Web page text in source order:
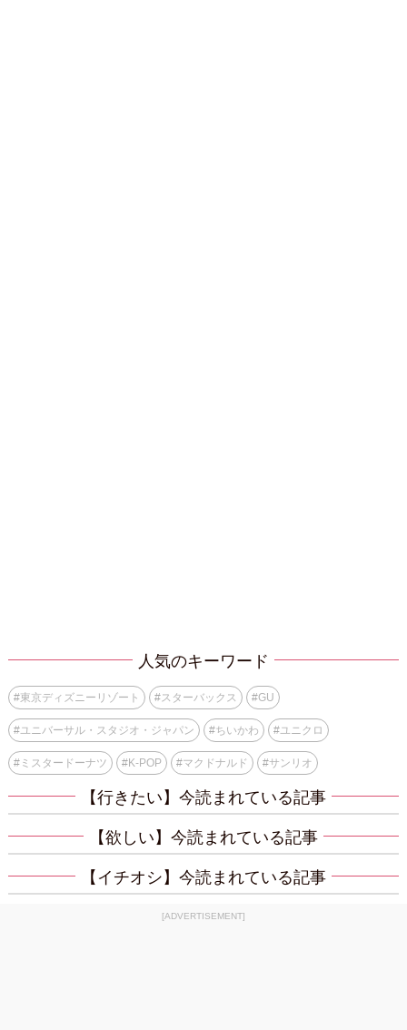
人気のキーワード
#東京ディズニーリゾート #スターバックス #GU
#ユニバーサル・スタジオ・ジャパン #ちいかわ #ユニクロ
#ミスタードーナツ #K-POP #マクドナルド #サンリオ
【行きたい】今読まれている記事
【欲しい】今読まれている記事
【イチオシ】今読まれている記事
[ADVERTISEMENT]